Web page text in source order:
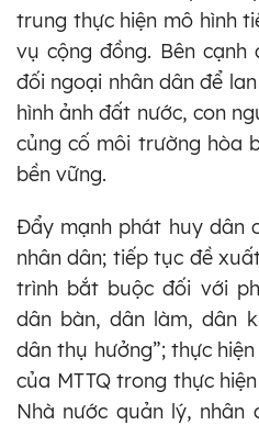
trung thực hiện mô hình
vụ cộng đồng. Bên cạnh
đối ngoại nhân dân để
hình ảnh đất nước, con
củng cố môi trường hòa
bền vững.
Đẩy mạnh phát huy dân
nhân dân; tiếp tục đề
trình bắt buộc đối với
dân bàn, dân làm, dân
dân thụ hưởng”; thực
của MTTQ trong thực
Nhà nước quản lý, nhân